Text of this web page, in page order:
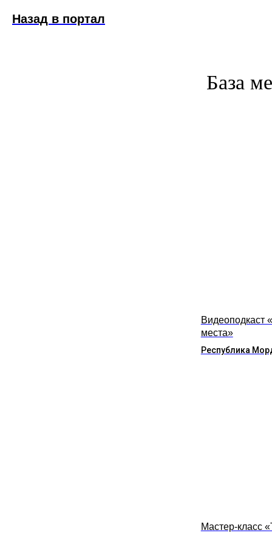
Назад в портал
База
Видеоподкаст
места»
Республика
Мастер-класс